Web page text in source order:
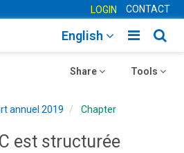
LOGIN CONTACT
Toggle
English
Toggle
Tools
Toggle
Share
annuel 2019 Chapter
est structurée